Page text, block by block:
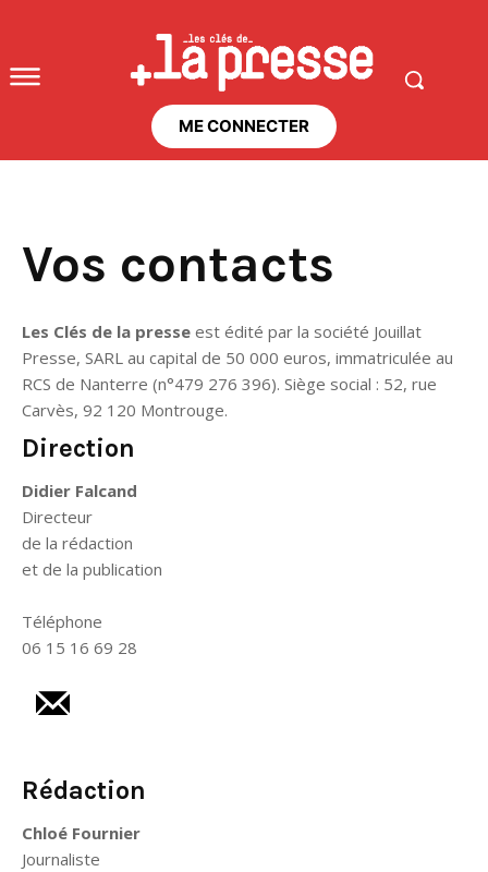
ME CONNECTER
Vos contacts
Les Clés de la presse est édité par la société Jouillat
Presse, SARL au capital de 50 000 euros, immatriculée au
RCS de Nanterre (n°479 276 396). Siège social : 52, rue
Carvès, 92 120 Montrouge.
Direction
Didier Falcand
Directeur
de la rédaction
et de la publication
Téléphone
06 15 16 69 28
Rédaction
Chloé Fournier
Journaliste